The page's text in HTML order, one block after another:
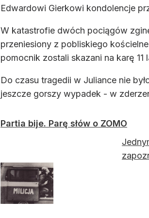
Edwardowi Gierkowi kondolencje
W katastrofie dwóch pociągów
przeniesiony z pobliskiego
pomocnik zostali skazani na karę
Do czasu tragedii w Juliance nie
jeszcze gorszy wypadek - w
Partia bije. Parę słów o ZOMO